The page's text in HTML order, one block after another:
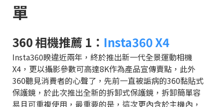
單
360 相機推薦 1： Insta360 X4
Insta360睽違近兩年，終於推出新一代全景運動相機
X4，更以攝影參數可高達8K作為產品宣傳賣點，此外
360聽見消費者的心聲了，先前一直被詬病的360黏貼式
保護鏡，於此次推出全新的拆卸式保護鏡，拆卸簡單容
易且可重複使用，最重要的是，這次更內含於主機內，